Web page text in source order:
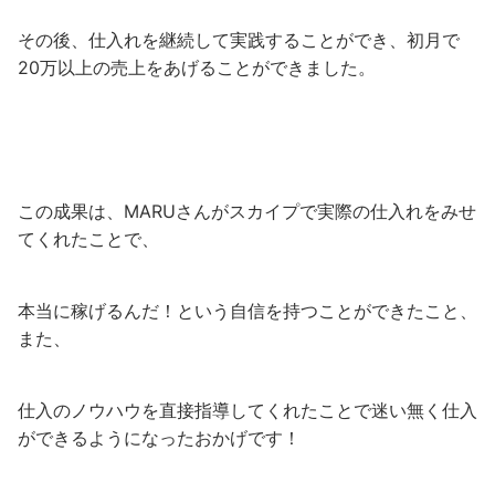
その後、仕入れを継続して実践することができ、初月で
20万以上の売上をあげることができました。
この成果は、MARUさんがスカイプで実際の仕入れをみせ
てくれたことで、
本当に稼げるんだ！という自信を持つことができたこと、
また、
仕入のノウハウを直接指導してくれたことで迷い無く仕入
ができるようになったおかげです！